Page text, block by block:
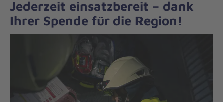
Jederzeit einsatzbereit – dank
Ihrer Spende für die Region!